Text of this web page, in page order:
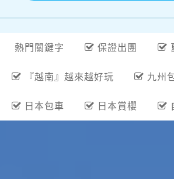
熱門關鍵字 保證出團
『越南』越來越好玩 九州
日本包車 日本賞櫻